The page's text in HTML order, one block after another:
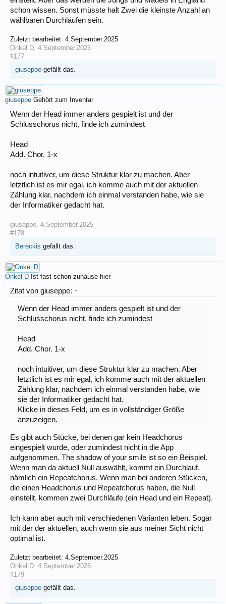
schon wissen. Sonst müsste halt Zwei die kleinste Anzahl an
wählbaren Durchläufen sein.
Zuletzt bearbeitet: 4.September.2025
Onkel D 4.September.2025
#177
giuseppe gefällt das.
giuseppe Gehört zum Inventar
Wenn der Head immer anders gespielt ist und der
Schlusschorus nicht, finde ich zumindest
Head
Add. Chor. 1-x
noch intuitiver, um diese Struktur klar zu machen. Aber
letztlich ist es mir egal, ich komme auch mit der aktuellen
Zählung klar, nachdem ich einmal verstanden habe, wie sie
der Informatiker gedacht hat.
giuseppe 4.September.2025
#178
Bereckis gefällt das.
Onkel D Ist fast schon zuhause hier
Zitat von giuseppe: ↑
Wenn der Head immer anders gespielt ist und der
Schlusschorus nicht, finde ich zumindest
Head
Add. Chor. 1-x
noch intuitiver, um diese Struktur klar zu machen. Aber
letztlich ist es mir egal, ich komme auch mit der aktuellen
Zählung klar, nachdem ich einmal verstanden habe, wie
sie der Informatiker gedacht hat.
Klicke in dieses Feld, um es in vollständiger Größe
anzuzeigen.
Es gibt auch Stücke, bei denen gar kein Headchorus
eingespielt wurde, oder zumindest nicht in die App
aufgenommen. The shadow of your smile ist so ein Beispiel.
Wenn man da aktuell Null auswählt, kommt ein Durchlauf,
nämlich ein Repeatchorus. Wenn man bei anderen Stücken,
die einen Headchorus und Repeatchorus haben, die Null
einstellt, kommen zwei Durchläufe (ein Head und ein Repeat).
Ich kann aber auch mit verschiedenen Varianten leben. Sogar
mit der der aktuellen, auch wenn sie aus meiner Sicht nicht
optimal ist.
Zuletzt bearbeitet: 4.September.2025
Onkel D, 4.September.2025
#179
giuseppe gefällt das.